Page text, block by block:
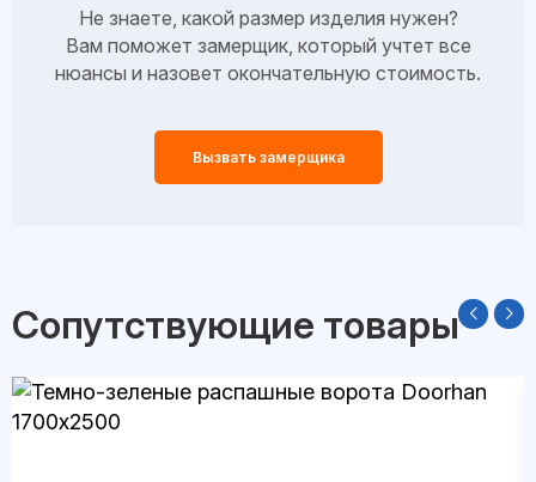
Не знаете, какой размер изделия нужен?
Вам поможет замерщик, который учтет все
нюансы и назовет окончательную стоимость.
Вызвать замерщика
Сопутствующие товары